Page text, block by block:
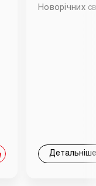
Новорічних
Детальніше